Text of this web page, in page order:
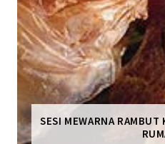
SESI MEWARNA